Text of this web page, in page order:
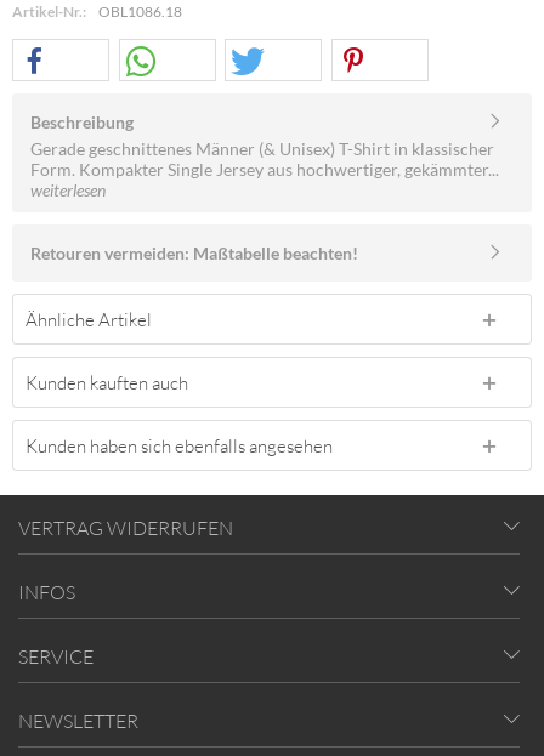
Artikel-Nr.:
OBL1086.18
Beschreibung
Gerade geschnittenes Männer (& Unisex) T-Shirt in klassischer
Form. Kompakter Single Jersey aus hochwertiger, gekämmter...
weiterlesen
Retouren vermeiden: Maßtabelle beachten!
Ähnliche Artikel
Kunden kauften auch
Kunden haben sich ebenfalls angesehen
VERTRAG WIDERRUFEN
INFOS
SERVICE
NEWSLETTER